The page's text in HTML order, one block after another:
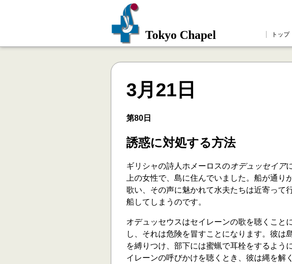
Tokyo Chapel トップ
3月21日
第80日
誘惑に対処する方法
ギリシャの詩人ホメーロスのオデュッセイア
上の女性で、島に住んでいました。船が通り
歌い、その声に魅かれて水夫たちは近寄って
船してしまうのです。
オデュッセウスはセイレーンの歌を聴くこと
し、それは危険を冒すことになります。彼は
を縛りつけ、部下には蜜蝋で耳栓をするよう
イレーンの呼びかけを聴くとき、彼は縄を解